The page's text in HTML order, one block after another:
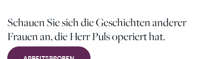
Schauen Sie sich die Geschichten anderer
Frauen an, die Herr Puls operiert hat.